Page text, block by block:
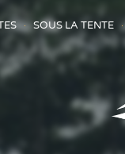
SOUS LA TENTE